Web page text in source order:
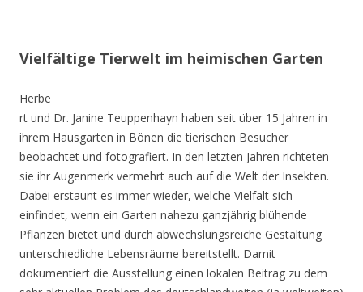
Vielfältige Tierwelt im heimischen Garten
Herbe
rt und Dr. Janine Teuppenhayn haben seit über 15 Jahren in
ihrem Hausgarten in Bönen die tierischen Besucher
beobachtet und fotografiert. In den letzten Jahren richteten
sie ihr Augenmerk vermehrt auch auf die Welt der Insekten.
Dabei erstaunt es immer wieder, welche Vielfalt sich
einfindet, wenn ein Garten nahezu ganzjährig blühende
Pflanzen bietet und durch abwechslungsreiche Gestaltung
unterschiedliche Lebensräume bereitstellt. Damit
dokumentiert die Ausstellung einen lokalen Beitrag zu dem